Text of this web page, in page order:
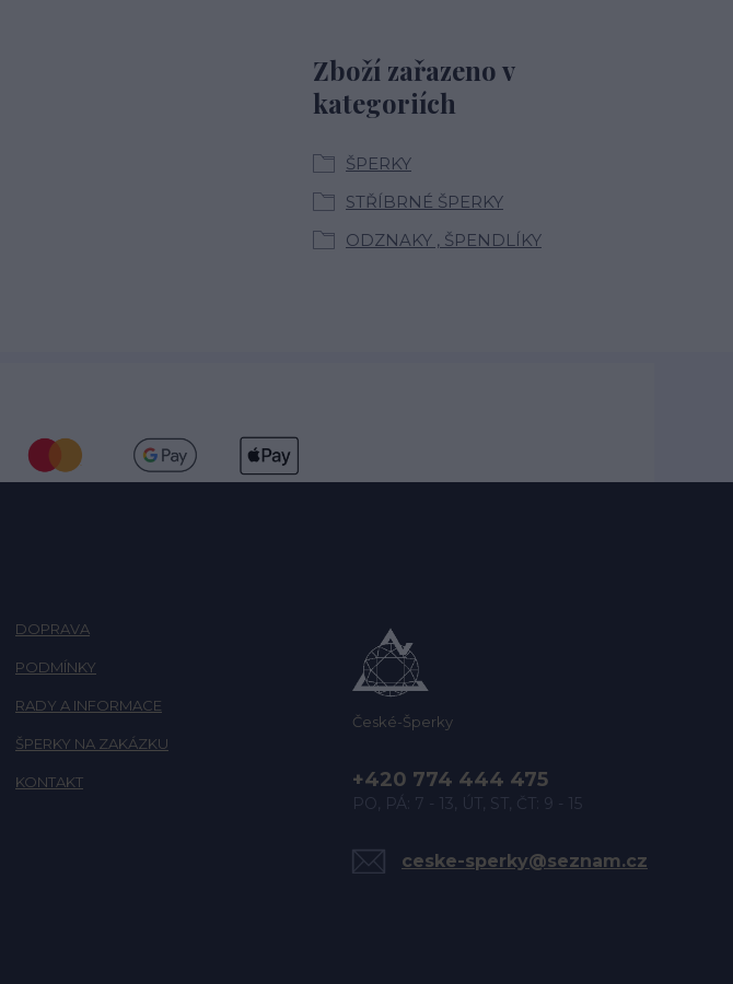
Zboží zařazeno v
kategoriích
ŠPERKY
STŘÍBRNÉ ŠPERKY
ODZNAKY , ŠPENDLÍKY
DOPRAVA
PODMÍNKY
RADY A INFORMACE
ŠPERKY NA ZAKÁZKU
KONTAKT
České-Šperky
+420 774 444 475
PO, PÁ: 7 - 13, ÚT, ST, ČT: 9 - 15
ceske-sperky@seznam.cz